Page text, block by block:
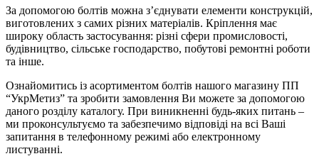
За допомогою болтів можна з’єднувати елементи конструкцій,
виготовлених з самих різних матеріалів. Кріплення має
широку область застосування: різні сфери промисловості,
будівництво, сільське господарство, побутові ремонтні роботи
та інше.
Ознайомитись із асортиментом болтів нашого магазину ПП
“УкрМетиз” та зробити замовлення Ви можете за допомогою
даного розділу каталогу. При виникненні будь-яких питань –
ми проконсультуємо та забезпечимо відповіді на всі Ваші
запитання в телефонному режимі або електронному
листуванні.